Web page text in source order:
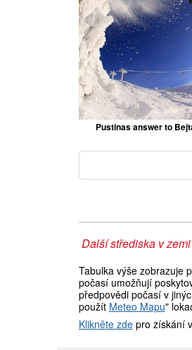
Pustinas answer to
Další střediska v zemi
Tabulka výše zobrazuje
počasí umožňují
předpovědi počasí v
použít Meteo Mapu"
Klikněte zde pro získání